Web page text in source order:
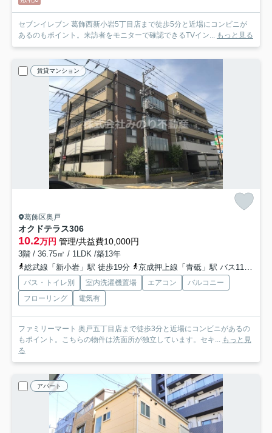
セブンイレブン 葛飾西新小岩5丁目店まで徒歩5分と近場にコンビニが
あるのもポイント。来訪者をモニターで確認できるTVイン... もっと見る
賃貸マンション
葛飾区奥戸
オクドテラス306
10.2万円 管理/共益費10,000円
3階 / 36.75㎡ / 1LDK /築13年
総武線「新小岩」駅 徒歩19分
京成押上線「青砥」駅 バス11分 「奥戸四丁目」 停歩2分
バス・トイレ別 室内洗濯機置場 エアコン
バルコニー
フローリング
電気有
ファミリーマート 奥戸五丁目店まで徒歩3分と近場にコンビニがあるの
もポイント。こちらの物件は洗面所が独立しています。セキ... もっと見
る
アパート